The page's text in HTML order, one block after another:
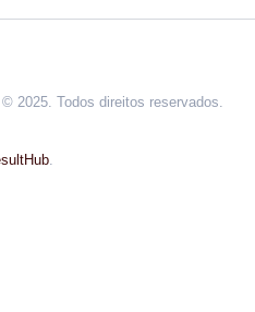
2025. Todos direitos reservados.
.